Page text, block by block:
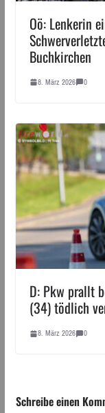
Oö: Lenkerin
Buchkirchen
8. März 2026 0
D: Pkw prallt
(34) tödlich
8. März 2026 0
Schreibe einen